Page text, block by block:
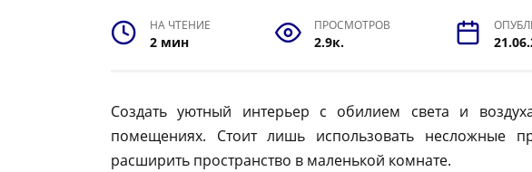
НА ЧТЕНИЕ
2 мин
ПРОСМОТРОВ
2.9к.
Создать уютный интерьер с обилием света и
помещениях. Стоит лишь использовать несложные
расширить пространство в маленькой комнате.